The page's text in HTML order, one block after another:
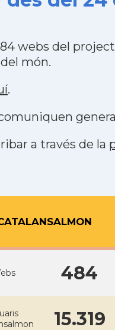
webs del
món.
.
a través de la
484
15.319